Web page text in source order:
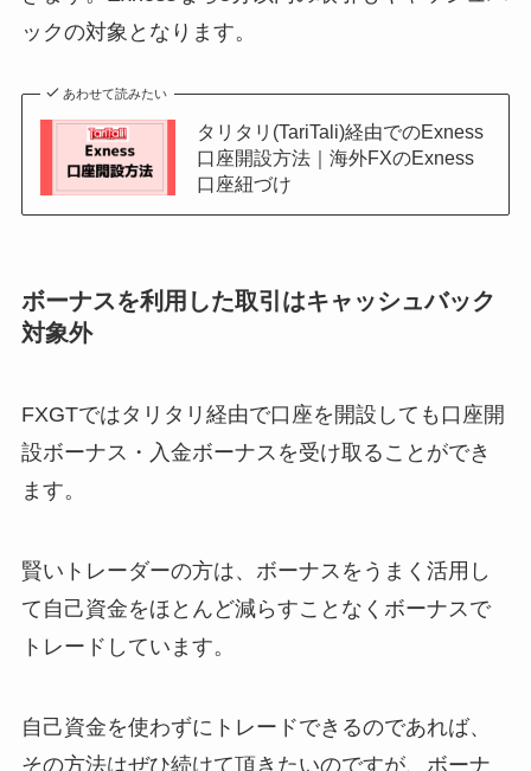
ックの対象となります。
あわせて読みたい
タリタリ(TariTali)経由でのExness
口座開設方法｜海外FXのExness
口座紐づけ
ボーナスを利用した取引はキャッシュバック
対象外
FXGTではタリタリ経由で口座を開設しても口座開
設ボーナス・入金ボーナスを受け取ることができ
ます。
賢いトレーダーの方は、ボーナスをうまく活用し
て自己資金をほとんど減らすことなくボーナスで
トレードしています。
自己資金を使わずにトレードできるのであれば、
その方法はぜひ続けて頂きたいのですが、ボーナ